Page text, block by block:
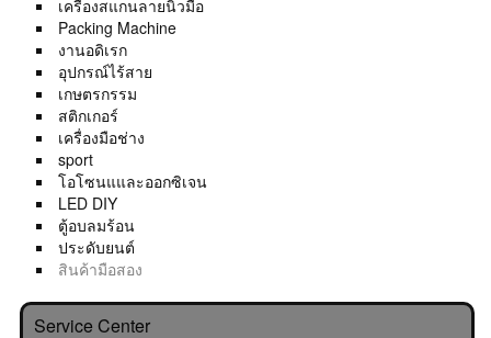
เครื่องสแกนลายนิ้วมือ
Packing Machine
งานอดิเรก
อุปกรณ์ไร้สาย
เกษตรกรรม
สติกเกอร์
เครื่องมือช่าง
sport
โอโซนแและออกซิเจน
LED DIY
ตู้อบลมร้อน
ประดับยนต์
สินค้ามือสอง
Service Center